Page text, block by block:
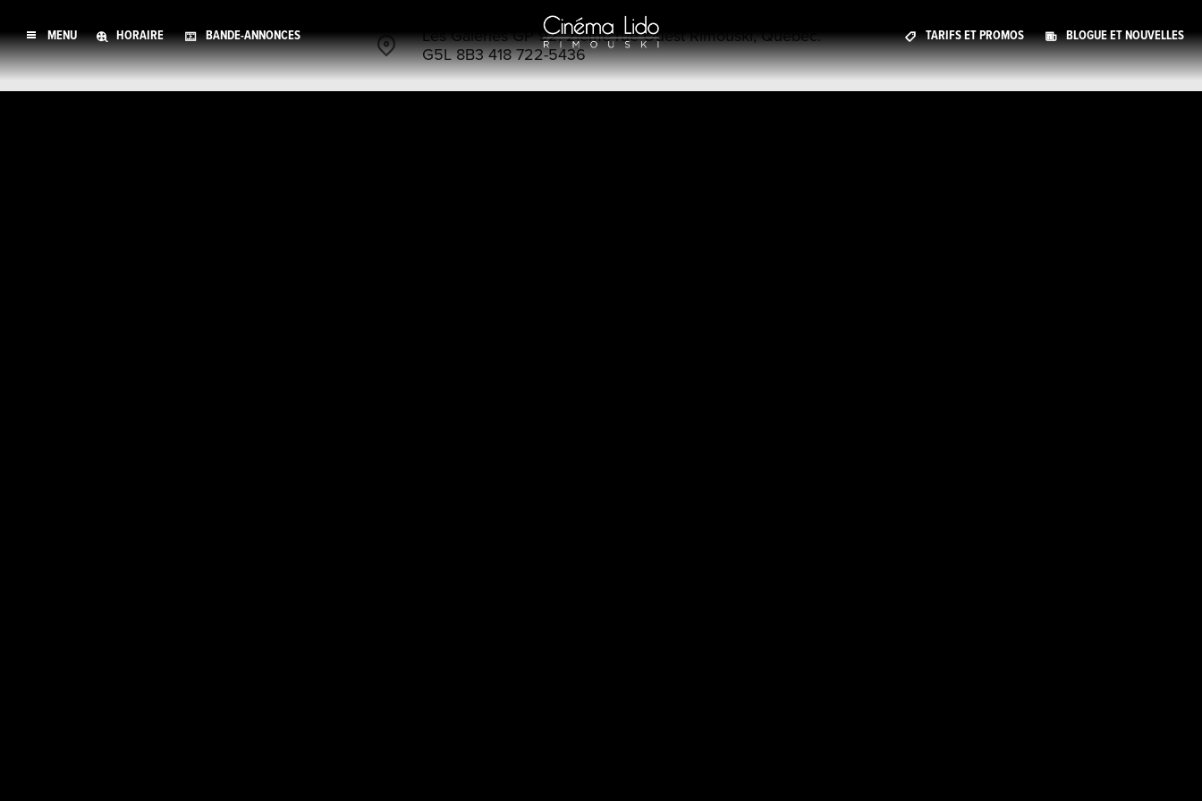
MENU HORAIRE BANDE-ANNONCES TARIFS ET PROMOS BLOGUE ET NOUVELLES
Les Galeries GP 92, 2ième rue Ouest Rimouski, Québec.
G5L 8B3 418 722-5436